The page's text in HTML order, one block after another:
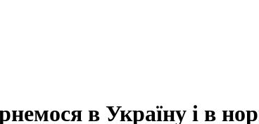
в Україну і в